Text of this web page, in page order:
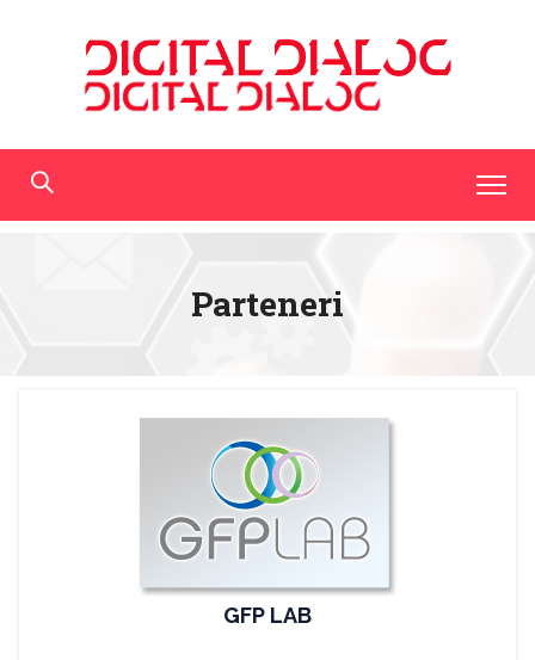
Parteneri
GFP LAB